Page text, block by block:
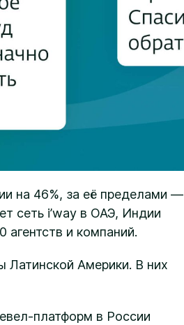
на 46%, за её пределами —
сеть i’way в ОАЭ, Индии
агентств и компаний.
Америки. В них
платформ в России